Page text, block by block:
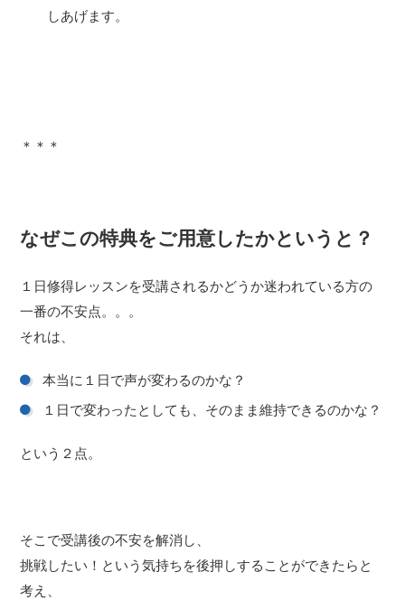
しあげます。
＊＊＊
なぜこの特典をご用意したかというと？
１日修得レッスンを受講されるかどうか迷われている方の
一番の不安点。。。
それは、
本当に１日で声が変わるのかな？
１日で変わったとしても、そのまま維持できるのかな？
という２点。
そこで受講後の不安を解消し、
挑戦したい！という気持ちを後押しすることができたらと
考え、